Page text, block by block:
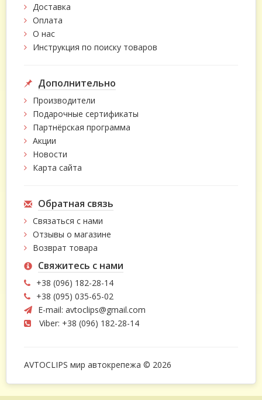
Доставка
Оплата
О нас
Инструкция по поиску товаров
Дополнительно
Производители
Подарочные сертификаты
Партнёрская программа
Акции
Новости
Карта сайта
Обратная связь
Связаться с нами
Отзывы о магазине
Возврат товара
Свяжитесь с нами
+38 (096) 182-28-14
+38 (095) 035-65-02
E-mail: avtoclips@gmail.com
Viber: +38 (096) 182-28-14
AVTOCLIPS мир автокрепежа © 2026